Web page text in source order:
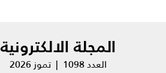
المجلة الالكترونية
العدد 1098 | تموز 2026